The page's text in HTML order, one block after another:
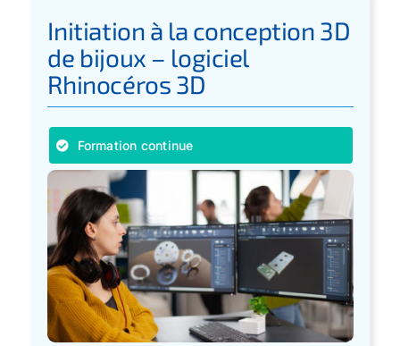
Initiation à la conception 3D
de bijoux – logiciel
Rhinocéros 3D
Formation continue